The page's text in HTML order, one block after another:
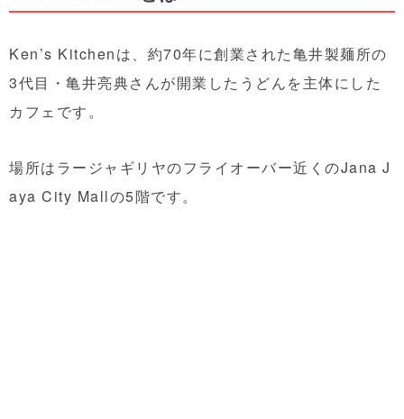
Ken’s Kitchenは、約70年に創業された亀井製麺所の
3代目・亀井亮典さんが開業したうどんを主体にした
カフェです。
場所はラージャギリヤのフライオーバー近くのJana J
aya City Mallの5階です。